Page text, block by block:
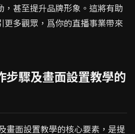
，甚至提升品牌形象。這將有助
更多觀眾，爲你的直播事業帶來
步驟及畫面設置教學的
畫面設置教學的核心要素，是提